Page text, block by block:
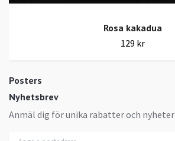
Posters
Nyhetsbrev
Anmäl dig för unika rabatter och nyheter
Rosa kakadua
129 kr